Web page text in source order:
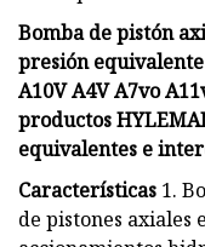
Bomba de pistón
presión
A10V A4V A7vo
productos
equivalentes e
Características 1.
de pistones axiales